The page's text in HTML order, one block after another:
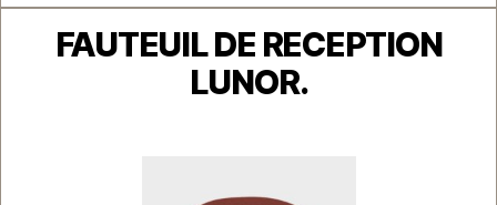
Catégories
FAUTEUIL DE RECEPTION
LUNOR.